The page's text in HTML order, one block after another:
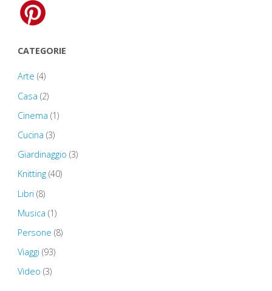
CATEGORIE
Arte (4)
Casa (2)
Cinema (1)
Cucina (3)
Giardinaggio (3)
Knitting(40)
Libri (8)
Musica (1)
Persone (8)
Viaggi (93)
Video (3)